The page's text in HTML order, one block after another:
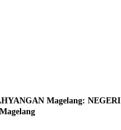
Magelang: NEGERI